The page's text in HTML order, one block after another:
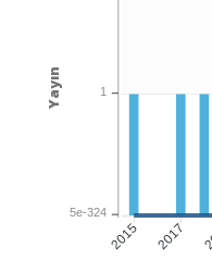
2015 2017
1
5e-324
Yayın